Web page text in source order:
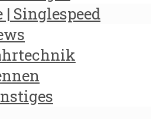
Singlespeed